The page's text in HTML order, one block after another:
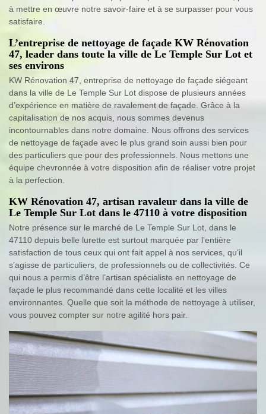
à mettre en œuvre notre savoir-faire et à se surpasser pour vous
satisfaire.
L’entreprise de nettoyage de façade KW Rénovation
47, leader dans toute la ville de Le Temple Sur Lot et
ses environs
KW Rénovation 47, entreprise de nettoyage de façade siégeant
dans la ville de Le Temple Sur Lot dispose de plusieurs années
d’expérience en matière de ravalement de façade. Grâce à la
capitalisation de nos acquis, nous sommes devenus
incontournables dans notre domaine. Nous offrons des services
de nettoyage de façade avec le plus grand soin aussi bien pour
des particuliers que pour des professionnels. Nous mettons une
équipe chevronnée à votre disposition afin de réaliser votre projet
à la perfection.
KW Rénovation 47, artisan ravaleur dans la ville de
Le Temple Sur Lot dans le 47110 à votre disposition
Notre présence sur le marché de Le Temple Sur Lot, dans le
47110 depuis belle lurette est surtout marquée par l’entière
satisfaction de tous ceux qui ont fait appel à nos services, qu’il
s’agisse de particuliers, de professionnels ou de collectivités. Ce
qui nous a permis d’être l’artisan spécialiste en nettoyage de
façade le plus recommandé dans cette localité et les villes
environnantes. Quelle que soit la méthode de nettoyage à utiliser,
vous pouvez compter sur notre agilité hors pair.